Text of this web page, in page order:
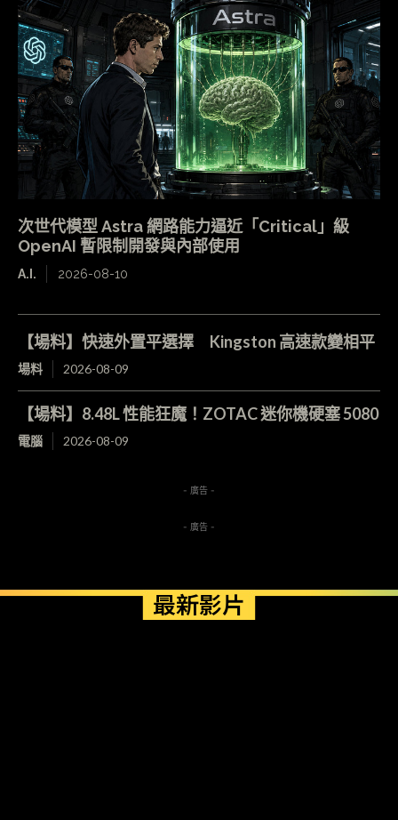
次世代模型 Astra 網路能力逼近「Critical」級
OpenAI 暫限制開發與內部使用
A.I. 2026-08-10
【場料】快速外置平選擇 Kingston 高速款變相平
場料 2026-08-09
【場料】8.48L 性能狂魔！ZOTAC 迷你機硬塞 5080
電腦 2026-08-09
- 廣告 -
- 廣告 -
最新影片